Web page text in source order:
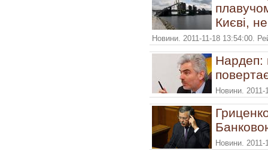
Києві,
Новини. 2011-11-18 13:54:00.
Нардеп:
Новини.
Новини.